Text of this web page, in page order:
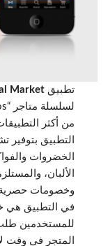
تطبيقMarket
من أكثر
التطبيق بتوفير
الخضروات
الألبان،
وخصومات حصرية
للمستخدمين طلب
المتجر في وقت